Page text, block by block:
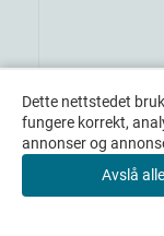
© 2026
Dette nettstedet
fungere korrekt,
annonser og
Avslå alle